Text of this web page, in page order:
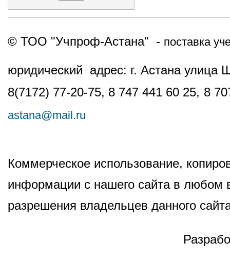
© ТОО "Учпроф-Астана" - поставка
юридический адрес: г. Астана
8(7172) 77-20-75, 8 747 441 60 25, 8
astana@mail.ru
Коммерческое использование,
информации с нашего сайта в любом
разрешения владельцев данного